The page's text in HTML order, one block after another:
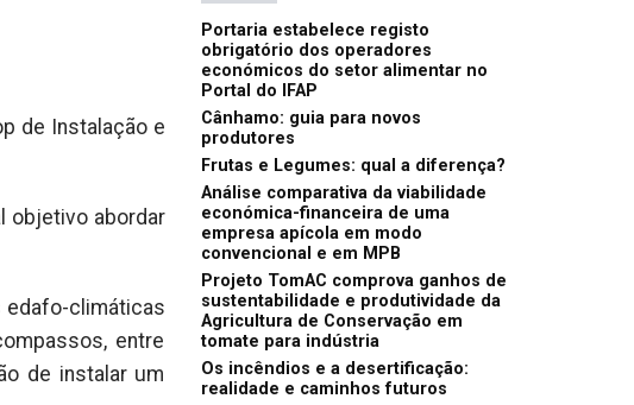
de Instalação e
objetivo abordar
edafo-climáticas
entre
de instalar um
Portaria estabelece registo
obrigatório dos operadores
económicos do setor alimentar no
Portal do IFAP
Cânhamo: guia para novos
produtores
Frutas e Legumes: qual a diferença?
Análise comparativa da viabilidade
económica-financeira de uma
empresa apícola em modo
convencional e em MPB
Projeto TomAC comprova ganhos de
sustentabilidade e produtividade da
Agricultura de Conservação em
tomate para indústria
Os incêndios e a desertificação:
realidade e caminhos futuros